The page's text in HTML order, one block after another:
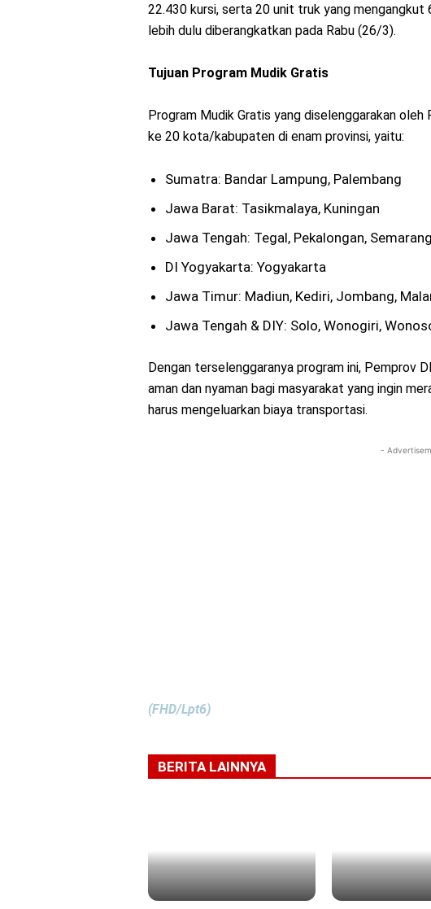
22.430 kursi, serta 20 unit truk yang
lebih dulu diberangkatkan pada Rabu (26/3).
Tujuan Program Mudik Gratis
Program Mudik Gratis yang diselenggarakan
ke 20 kota/kabupaten di enam provinsi, yaitu:
Sumatra: Bandar Lampung, Palembang
Jawa Barat: Tasikmalaya, Kuningan
Jawa Tengah: Tegal, Pekalongan,
DI Yogyakarta: Yogyakarta
Jawa Timur: Madiun, Kediri, Jombang,
Jawa Tengah & DIY: Solo, Wonogiri,
Dengan terselenggaranya program ini, Pemprov
aman dan nyaman bagi masyarakat yang ingin
harus mengeluarkan biaya transportasi.
-
(FHD/Lpt6)
BERITA LAINNYA